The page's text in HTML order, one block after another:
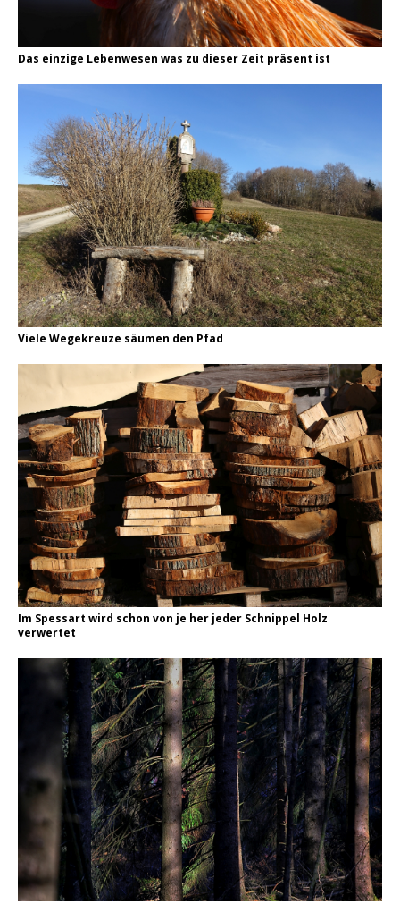
Das einzige Lebenwesen was zu dieser Zeit präsent ist
Viele Wegekreuze säumen den Pfad
Im Spessart wird schon von je her jeder Schnippel Holz
verwertet